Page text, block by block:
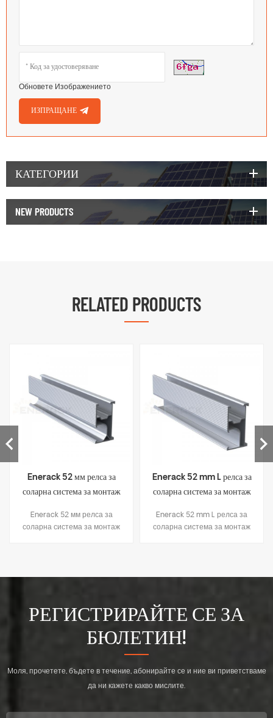
Обновете Изображението
ИЗПРАЩАНЕ
КАТЕГОРИИ
NEW PRODUCTS
RELATED PRODUCTS
Enerack 52 мм релса за
соларна система за монтаж
Enerack 52 мм релса за
соларна система за монтаж
Enerack 52 mm L релса за
соларна система за монтаж
Enerack 52 mm L релса за
соларна система за монтаж
РЕГИСТРИРАЙТЕ СЕ ЗА
БЮЛЕТИН!
Моля, прочетете, бъдете в течение, абонирайте се и ние ви приветстваме
да ни кажете какво мислите.